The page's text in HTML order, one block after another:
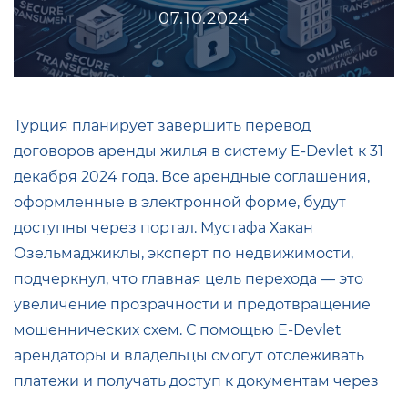
07.10.2024
Турция планирует завершить перевод
договоров аренды жилья в систему E-Devlet к 31
декабря 2024 года. Все арендные соглашения,
оформленные в электронной форме, будут
доступны через портал. Мустафа Хакан
Озельмаджиклы, эксперт по недвижимости,
подчеркнул, что главная цель перехода — это
увеличение прозрачности и предотвращение
мошеннических схем. С помощью E-Devlet
арендаторы и владельцы смогут отслеживать
платежи и получать доступ к документам через